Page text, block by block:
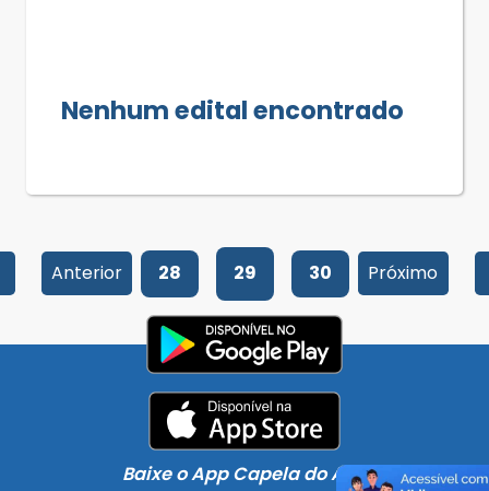
Nenhum edital encontrado
Anterior 28 29 30 Próximo
Baixe o App Capela do Alto